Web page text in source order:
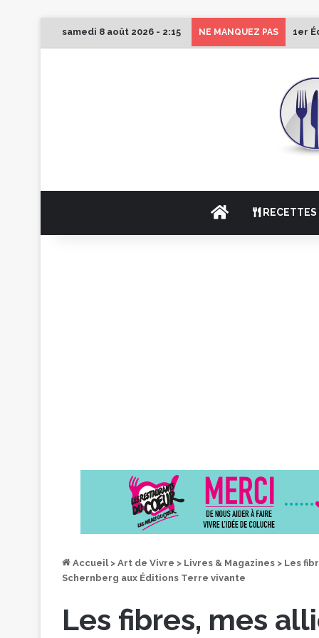
samedi 8 août 2026 - 2:15 NE MANQUEZ PAS 1er
ACCUEIL
Accueil > Art de Vivre > Livres & Magazines > Les
Schernberg aux Éditions Terre vivante
Les fibres, mes